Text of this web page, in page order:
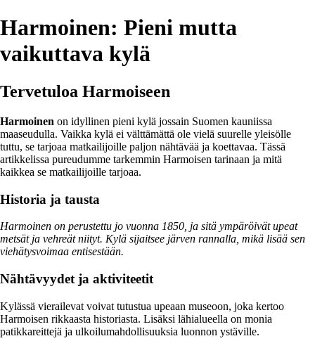
Harmoinen: Pieni mutta
vaikuttava kylä
Tervetuloa Harmoiseen
Harmoinen on idyllinen pieni kylä jossain Suomen kauniissa
maaseudulla. Vaikka kylä ei välttämättä ole vielä suurelle yleisölle
tuttu, se tarjoaa matkailijoille paljon nähtävää ja koettavaa. Tässä
artikkelissa pureudumme tarkemmin Harmoisen tarinaan ja mitä
kaikkea se matkailijoille tarjoaa.
Historia ja tausta
Harmoinen on perustettu jo vuonna 1850, ja sitä ympäröivät upeat
metsät ja vehreät niityt. Kylä sijaitsee järven rannalla, mikä lisää sen
viehätysvoimaa entisestään.
Nähtävyydet ja aktiviteetit
Kylässä vierailevat voivat tutustua upeaan museoon, joka kertoo
Harmoisen rikkaasta historiasta. Lisäksi lähialueella on monia
patikkareittejä ja ulkoilumahdollisuuksia luonnon ystäville.